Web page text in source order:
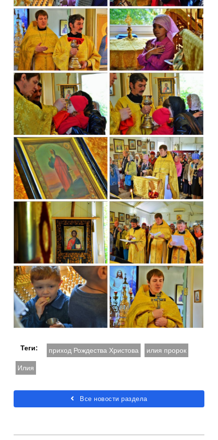
Теги: приход Рождества Христова илия пророк
Илия
Все новости раздела